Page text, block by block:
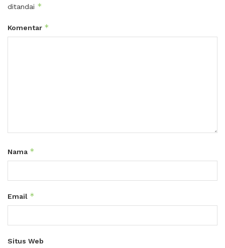
ditandai *
Komentar *
Nama *
Email *
Situs Web